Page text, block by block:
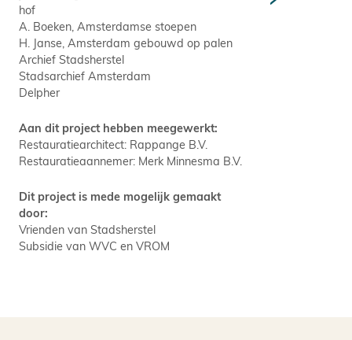
hof
A. Boeken, Amsterdamse stoepen
H. Janse, Amsterdam gebouwd op palen
Archief Stadsherstel
Stadsarchief Amsterdam
Delpher
Aan dit project hebben meegewerkt:
Restauratiearchitect: Rappange B.V.
Restauratieaannemer: Merk Minnesma B.V.
Dit project is mede mogelijk gemaakt
door:
Vrienden van Stadsherstel
Subsidie van WVC en VROM